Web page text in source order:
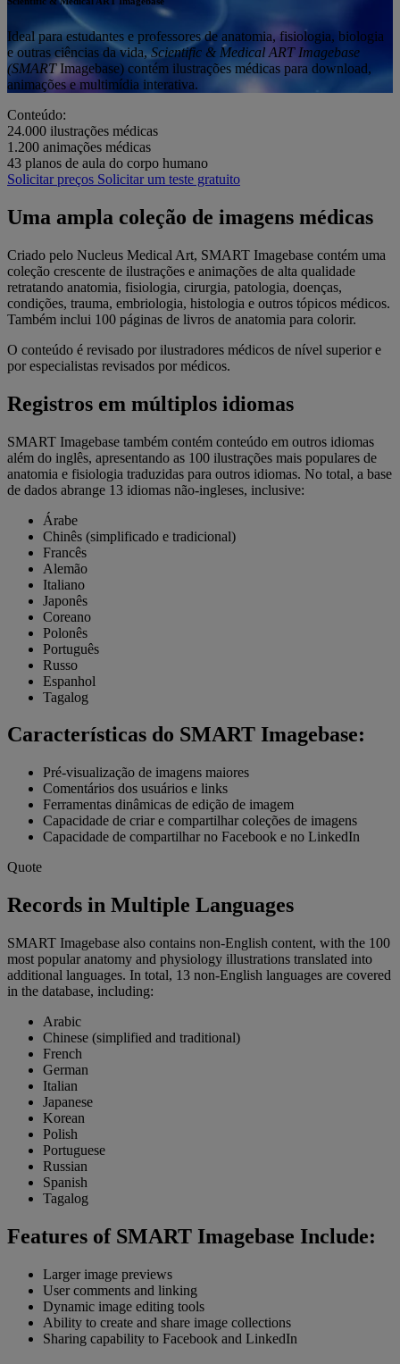
Ideal para estudantes e professores de anatomia, fisiologia, biologia
e outras ciências da vida,Scientific & Medical ART Imagebase
(SMARTImagebase) contém ilustrações médicas para download,
animações e multimídia interativa.
Conteúdo:
24.000 ilustrações médicas
1.200 animações médicas
43 planos de aula do corpo humano
Solicitar preços Solicitar um teste gratuito
Uma ampla coleção de imagens médicas
Criado pelo Nucleus Medical Art, SMART Imagebase contém uma
coleção crescente de ilustrações e animações de alta qualidade
retratando anatomia, fisiologia, cirurgia, patologia, doenças,
condições, trauma, embriologia, histologia e outros tópicos médicos.
Também inclui 100 páginas de livros de anatomia para colorir.
O conteúdo é revisado por ilustradores médicos de nível superior e
por especialistas revisados por médicos.
Registros em múltiplos idiomas
SMART Imagebase também contém conteúdo em outros idiomas
além do inglês, apresentando as 100 ilustrações mais populares de
anatomia e fisiologia traduzidas para outros idiomas. No total, a base
de dados abrange 13 idiomas não-ingleses, inclusive:
Árabe
Chinês (simplificado e tradicional)
Francês
Alemão
Italiano
Japonês
Coreano
Polonês
Português
Russo
Espanhol
Tagalog
Características do SMART Imagebase:
Pré-visualização de imagens maiores
Comentários dos usuários e links
Ferramentas dinâmicas de edição de imagem
Capacidade de criar e compartilhar coleções de imagens
Capacidade de compartilhar no Facebook e no LinkedIn
Quote
Records in Multiple Languages
SMART Imagebase also contains non-English content, with the 100
most popular anatomy and physiology illustrations translated into
additional languages. In total, 13 non-English languages are covered
in the database, including:
Arabic
Chinese (simplified and traditional)
French
German
Italian
Japanese
Korean
Polish
Portuguese
Russian
Spanish
Tagalog
Features of SMART Imagebase Include:
Larger image previews
User comments and linking
Dynamic image editing tools
Ability to create and share image collections
Sharing capability to Facebook and LinkedIn